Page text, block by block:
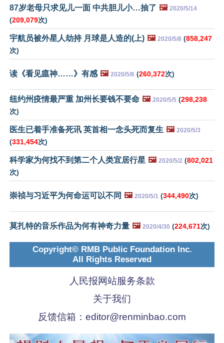
87岁老母只求见儿一面 中共胆儿小…抽了 🖼️ 2020/5/14
(209,079次)
宇航员被外星人劫持 月球是人造的(上) 🖼️ 2020/5/8 (858,247
次)
读《看见瘟神……》有感 🖼️ 2020/5/6 (260,372次)
纽约州疫情最严重 加州长要钱不要命 🖼️ 2020/5/5 (298,238
次)
医生已着手准备死讯 英首相一念头死而复生 🖼️ 2020/5/3
(331,454次)
科学家为何找不到第二个人类宜居行星 🖼️ 2020/5/2 (802,021
次)
崇祯与习近平为何命运可以不同 🖼️ 2020/5/1 (344,490次)
莫扎特的音乐作品为何有神奇力量 🖼️ 2020/4/30 (224,671次)
Copyright© RMB Public Foundation Inc.
All Rights Reserved
人民报网站服务条款
关于我们
反馈信箱： editor@renminbao.com